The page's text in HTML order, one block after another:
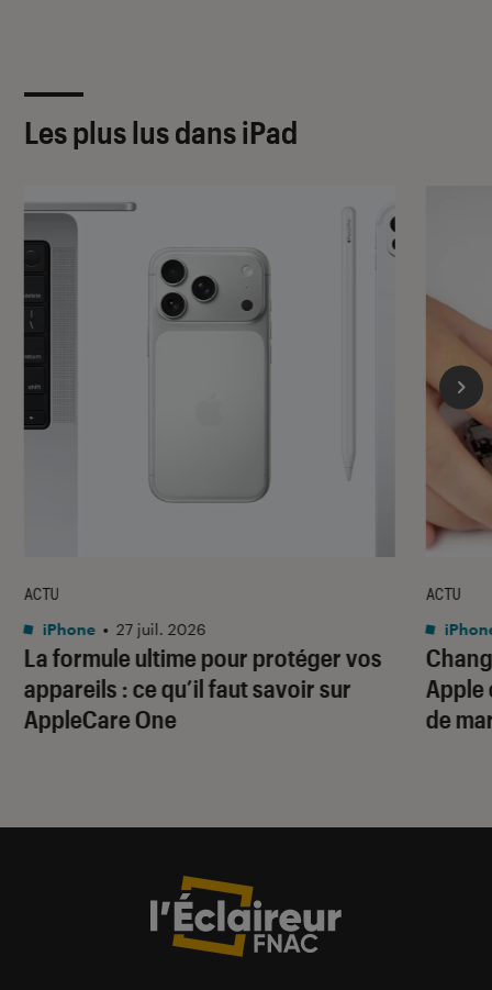
Les plus lus dans iPad
La formule ultime pour protéger vos
appareils : ce qu’il faut savoir sur
AppleCare One
ACTU
iPhone • 27 juil. 2026
Apple
de
ACTU